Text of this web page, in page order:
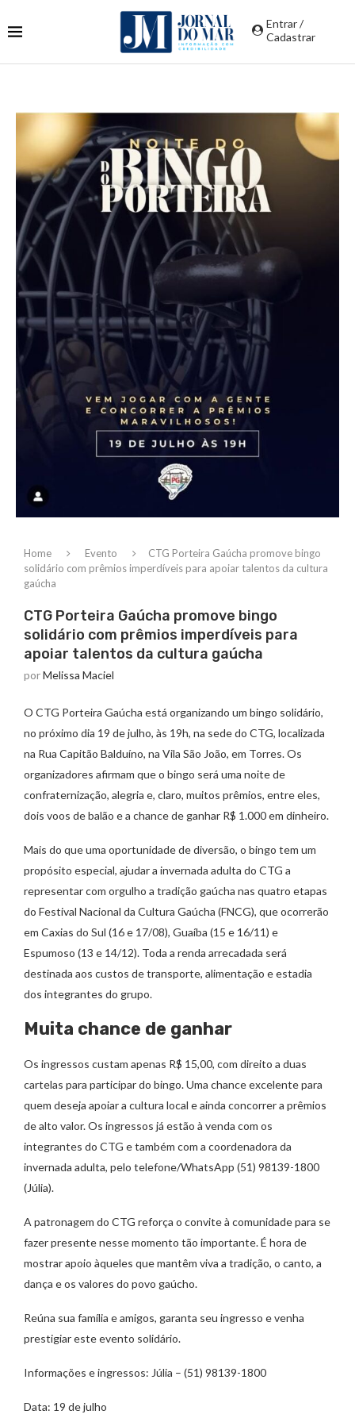
Entrar /
Cadastrar
Home Evento
CTG Porteira Gaúcha promove bingo
solidário com prêmios imperdíveis para apoiar talentos da cultura
gaúcha
CTG Porteira Gaúcha promove bingo
solidário com prêmios imperdíveis para
apoiar talentos da cultura gaúcha
porMelissa Maciel
O CTG Porteira Gaúcha está organizando um bingo solidário,
no próximo dia 19 de julho, às 19h, na sede do CTG, localizada
na Rua Capitão Balduíno, na Vila São João, em Torres. Os
organizadores afirmam que o bingo será uma noite de
confraternização, alegria e, claro, muitos prêmios, entre eles,
dois voos de balão e a chance de ganhar R$ 1.000 em dinheiro.
Mais do que uma oportunidade de diversão, o bingo tem um
propósito especial, ajudar a invernada adulta do CTG a
representar com orgulho a tradição gaúcha nas quatro etapas
do Festival Nacional da Cultura Gaúcha (FNCG), que ocorrerão
em Caxias do Sul (16 e 17/08), Guaíba (15 e 16/11) e
Espumoso (13 e 14/12). Toda a renda arrecadada será
destinada aos custos de transporte, alimentação e estadia
dos integrantes do grupo.
Muita chance de ganhar
Os ingressos custam apenas R$ 15,00, com direito a duas
cartelas para participar do bingo. Uma chance excelente para
quem deseja apoiar a cultura local e ainda concorrer a prêmios
de alto valor. Os ingressos já estão à venda com os
integrantes do CTG e também com a coordenadora da
invernada adulta, pelo telefone/WhatsApp (51) 98139-1800
(Júlia).
A patronagem do CTG reforça o convite à comunidade para se
fazer presente nesse momento tão importante. É hora de
mostrar apoio àqueles que mantêm viva a tradição, o canto, a
dança e os valores do povo gaúcho.
Reúna sua família e amigos, garanta seu ingresso e venha
prestigiar este evento solidário.
Informações e ingressos: Júlia – (51) 98139-1800
Data: 19 de julho